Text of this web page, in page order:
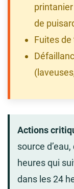
de
Fuites
Actions
source
heures qui
dans les 24